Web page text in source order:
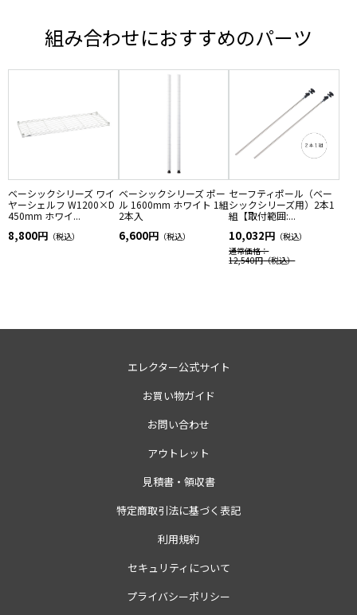
組み合わせにおすすめのパーツ
ベーシックシリーズ ワイ
ヤーシェルフ W1200×D
450mm ホワイ...
8,800円 （税込）
ベーシックシリーズ ポー
ル 1600mm ホワイト 1組
2本入
6,600円（税込）
セーフティポール（ベー
シックシリーズ用）2本1
組【取付範囲:...
10,032円 （税込）
通常価格：
12,540円（税込）
エレクター公式サイト
お買い物ガイド
お問い合わせ
アウトレット
見積書・領収書
特定商取引法に基づく表記
利用規約
セキュリティについて
プライバシーポリシー